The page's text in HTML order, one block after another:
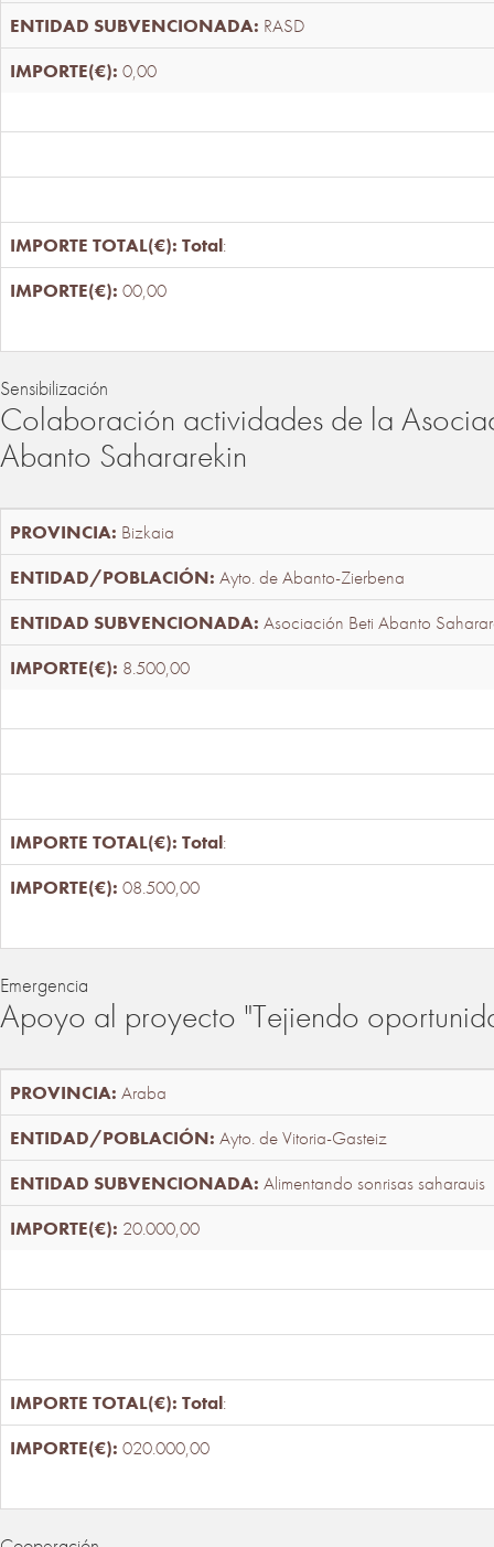
RASD
0,00
Total:
00,00
Sensibilización
Colaboración actividades de la
Abanto Sahararekin
Bizkaia
Ayto. de Abanto-Zierbena
Asociación Beti Abanto
8.500,00
Total:
08.500,00
Emergencia
Apoyo al proyecto "Tejiendo
Araba
Ayto. de Vitoria-Gasteiz
Alimentando sonrisas saharauis
20.000,00
Total:
020.000,00